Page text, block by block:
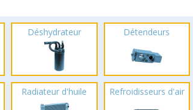
Déshydrateur Détendeurs
Radiateur d'huile Refroidisseurs d'air